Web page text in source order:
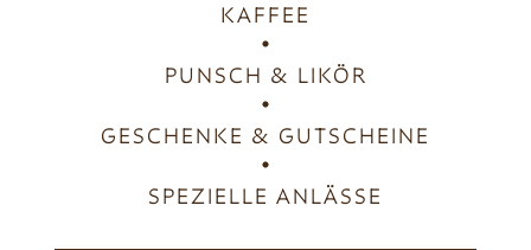
KAFFEE
PUNSCH & LIKÖR
GESCHENKE & GUTSCHEINE
SPEZIELLE ANLÄSSE